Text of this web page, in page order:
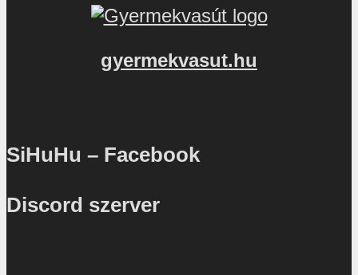
gyermekvasut.hu
SiHuHu – Facebook
Discord szerver